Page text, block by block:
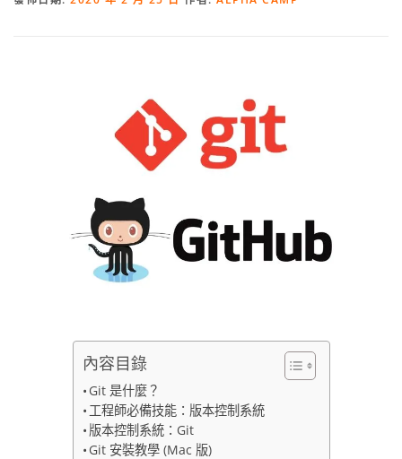
內容目錄
Git 是什麼？
工程師必備技能：版本控制系統
版本控制系統：Git
Git 安裝教學 (Mac 版)